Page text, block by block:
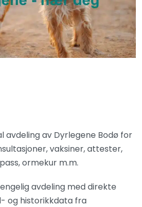
avdeling av Dyrlegene Bodø for
vaksiner, attester,
ormekur m.m.
avdeling med direkte
og historikkdata fra